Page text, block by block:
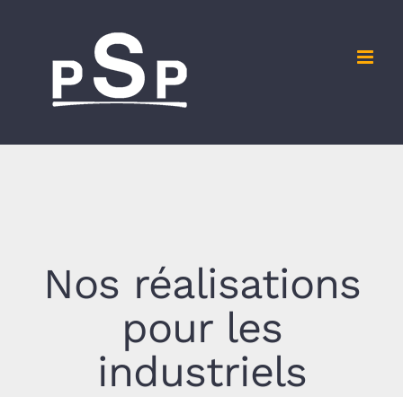
content
Nos réalisations
pour les
industriels